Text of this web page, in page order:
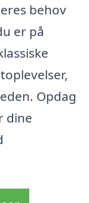
behov
er på
Opdag
dine